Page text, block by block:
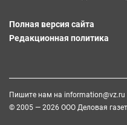
Полная версия сайта
Редакционная политика
Пишите нам на information@vz.ru
© 2005 — 2026 ООО Деловая